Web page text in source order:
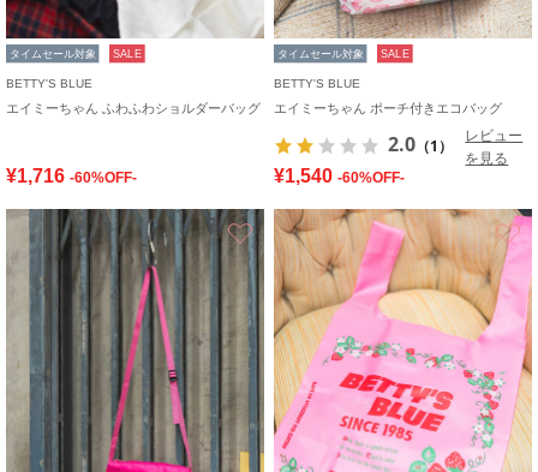
タイムセール対象 SALE
BETTY'S BLUE
エイミーちゃん ふわふわショルダーバッグ
¥1,716 -60%OFF-
タイムセール対象 SALE
BETTY'S BLUE
エイミーちゃん ポーチ付きエコバッグ
2.0 （1）
レビュー
を見る
¥1,540 -60%OFF-
お気に入り